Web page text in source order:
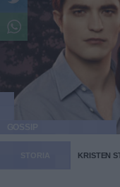
KRISTEN